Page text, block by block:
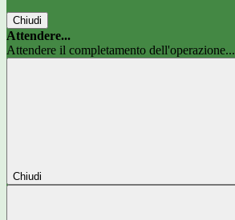
Chiudi
Attendere...
Attendere il completamento dell'operazione...
Chiudi